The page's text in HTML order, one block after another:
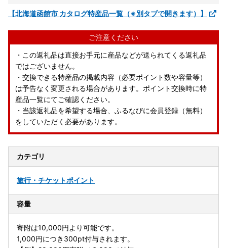
【北海道函館市 カタログ特産品一覧（※別タブで開きます）】
ご注意ください
・この返礼品は直接お手元に産品などが送られてくる返礼品
ではございません。
・交換できる特産品の掲載内容（必要ポイント数や容量等）
は予告なく変更される場合があります。ポイント交換時に特
産品一覧にてご確認ください。
・当該返礼品を希望する場合、ふるなびに会員登録（無料）
をしていただく必要があります。
カテゴリ
旅行・チケットポイント
容量
寄附は10,000円より可能です。
1,000円につき300pt付与されます。